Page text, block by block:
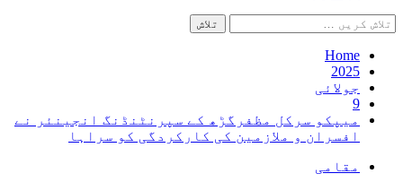
تلاش
کریں
برائے:Home
2025
جولائی
9
میپکو سرکل مظفرگڑھ کے سپرنٹنڈنگ انجینئر نے
افسران و ملازمین کی کارکردگی کو سراہا
مقامی